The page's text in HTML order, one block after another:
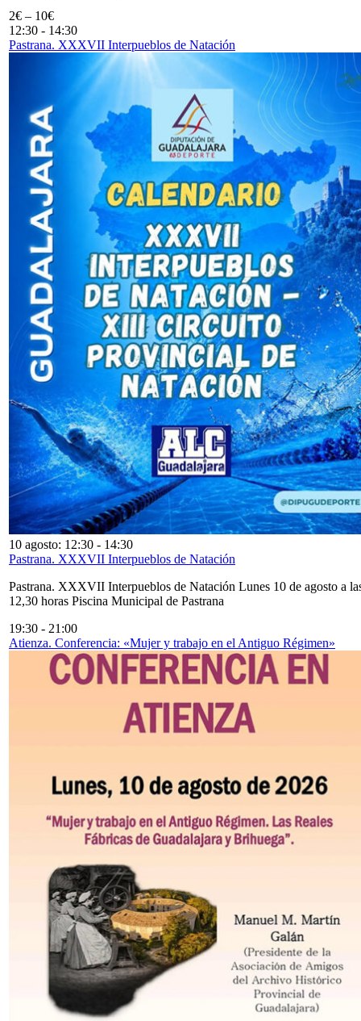
2€ – 10€
12:30 - 14:30
Pastrana. XXXVII Interpueblos de Natación
10 agosto: 12:30 - 14:30
Pastrana. XXXVII Interpueblos de Natación
Pastrana. XXXVII Interpueblos de Natación Lunes 10 de agosto a
12,30 horas Piscina Municipal de Pastrana
19:30 - 21:00
Atienza. Conferencia: «Mujer y trabajo en el Antiguo Régimen»